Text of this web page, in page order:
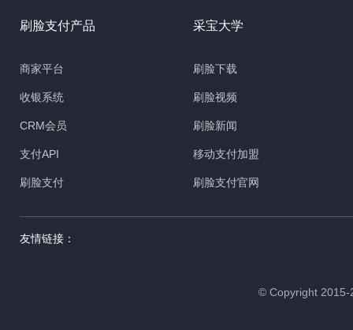
刷脸支付产品
商家平台
收银系统
CRM会员
支付API
刷脸支付
采宝大学
刷脸下载
刷脸视频
刷脸新闻
移动支付加盟
刷脸支付官网
友情链接：
© Copyright 2015-